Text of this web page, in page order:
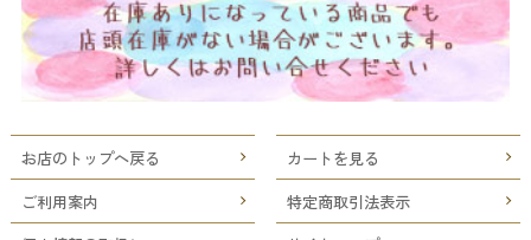
お店のトップへ戻る
カートを見る
ご利用案内
特定商取引法表示